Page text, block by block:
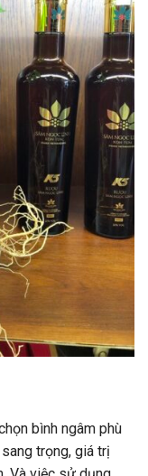
bình ngâm phù
trọng, giá trị